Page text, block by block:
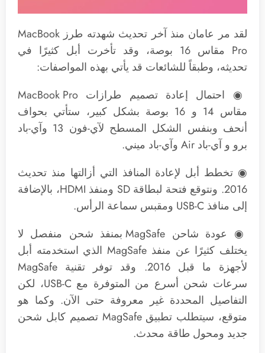
لقد مر عامان منذ آخر تحديث شهدته طرز MacBook
Pro مقاس 16 بوصة، وقد تأخرت أبل كثيرًا في
تحديثه، وطبقاً للشائعات قد يأتي بهذه المواصفات:
◉ احتمال إعادة تصميم طرازات MacBook Pro
مقاس 14 و 16 بوصة بشكل كبير، ستأتي بحواف
أنحف وبنفس الشكل المسطح لآي-فون 13 وآي-باد
برو و آي-باد Air وآي-باد ميني.
◉ تخطط أبل لإعادة المنافذ التي أزالتها منذ تحديث
2016. ونتوقع فتحة لبطاقة SD ومنفذ HDMI، بالإضافة
إلى منافذ USB-C ومقبس سماعة الرأس.
◉ عودة شاحن MagSafe بمنفذ شحن منفصل لا
يختلف كثيرًا عن منفذ MagSafe الذي استخدمته أبل
سرعات شحن أسرع من المتوفرة مع USB-C، لكن
التفاصيل المحددة غير معروفة حتى الآن. وكما هو
متوقع، سيتطلب تطبيق MagSafe تصميم كابل شحن
جديد ومحول طاقة محدث.